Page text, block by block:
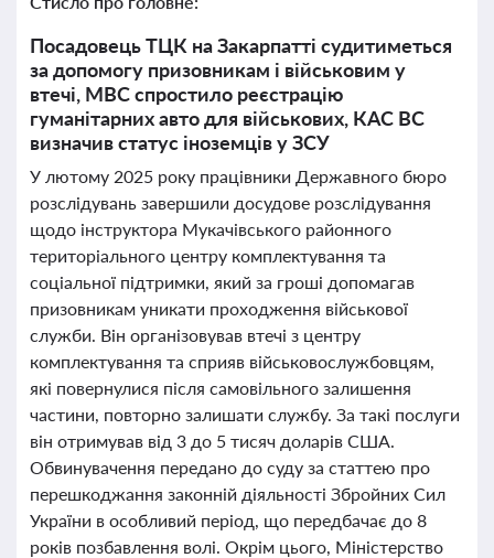
Посадовець ТЦК на Закарпатті судитиметься
за допомогу призовникам і військовим у
втечі, МВС спростило реєстрацію
гуманітарних авто для військових, КАС ВС
визначив статус іноземців у ЗСУ
У лютому 2025 року працівники Державного бюро
розслідувань завершили досудове розслідування
щодо інструктора Мукачівського районного
територіального центру комплектування та
соціальної підтримки, який за гроші допомагав
призовникам уникати проходження військової
служби. Він організовував втечі з центру
комплектування та сприяв військовослужбовцям,
які повернулися після самовільного залишення
частини, повторно залишати службу. За такі послуги
він отримував від 3 до 5 тисяч доларів США.
Обвинувачення передано до суду за статтею про
перешкоджання законній діяльності Збройних Сил
України в особливий період, що передбачає до 8
років позбавлення волі. Окрім цього, Міністерство